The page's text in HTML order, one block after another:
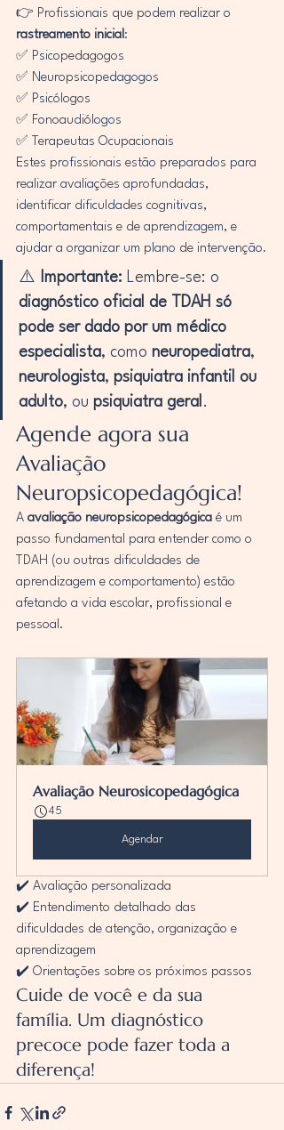
👉 Profissionais que podem realizar o
rastreamento inicial :
✅ Psicopedagogos
✅ Neuropsicopedagogos
✅ Psicólogos
✅ Fonoaudiólogos
✅ Terapeutas Ocupacionais
Estes profissionais estão preparados para
realizar avaliações aprofundadas,
identificar dificuldades cognitivas,
comportamentais e de aprendizagem, e
ajudar a organizar um plano de intervenção.
⚠️ Importante: Lembre-se: o
diagnóstico oficial de TDAH só
pode ser dado por um médico
especialista, como neuropediatra,
neurologista, psiquiatra infantil ou
adulto, ou psiquiatra geral .
Agende agora sua
Avaliação
Neuropsicopedagógica!
A avaliação neuropsicopedagógica é um
passo fundamental para entender como o
TDAH (ou outras dificuldades de
aprendizagem e comportamento) estão
afetando a vida escolar, profissional e
pessoal.
Avaliação Neurosicopedagógica
45
Agendar
✔️ Avaliação personalizada
✔️ Entendimento detalhado das
dificuldades de atenção, organização e
aprendizagem
✔️ Orientações sobre os próximos passos
Cuide de você e da sua
família. Um diagnóstico
precoce pode fazer toda a
diferença!